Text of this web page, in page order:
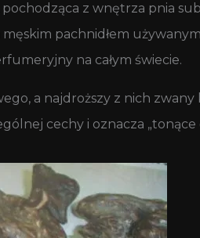
z wnętrza pnia
pachnidłem
na całym świecie.
a najdroższy z nich zwany
cechy i oznacza